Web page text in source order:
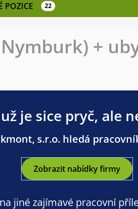
POZICE 22
+
je sice pryč, ale
s.r.o. hledá
Zobrazit nabídky firmy
jiné zajímavé pracovní